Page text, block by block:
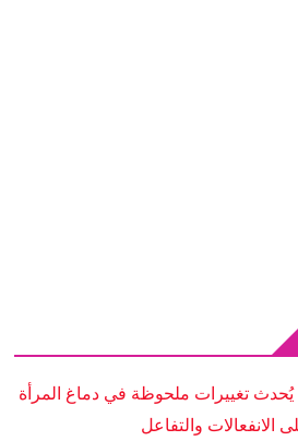
تغييرات ملحوظة في دماغ المرأة
الانفعالات والتفاعل